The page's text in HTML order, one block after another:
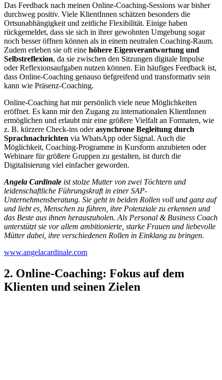
Das Feedback nach meinen Online-Coaching-Sessions war bisher
durchweg positiv. Viele KlientInnen schätzen besonders die
Ortsunabhängigkeit und zeitliche Flexibilität. Einige haben
rückgemeldet, dass sie sich in ihrer gewohnten Umgebung sogar
noch besser öffnen können als in einem neutralen Coaching-Raum.
Zudem erleben sie oft eine höhere Eigenverantwortung und
Selbstreflexion, da sie zwischen den Sitzungen digitale Impulse
oder Reflexionsaufgaben nutzen können. Ein häufiges Feedback ist,
dass Online-Coaching genauso tiefgreifend und transformativ sein
kann wie Präsenz-Coaching.
Online-Coaching hat mir persönlich viele neue Möglichkeiten
eröffnet. Es kann mir den Zugang zu internationalen KlientInnen
ermöglichen und erlaubt mir eine größere Vielfalt an Formaten, wie
z. B. kürzere Check-ins oderasynchrone Begleitung durch
Sprachnachrichten via WhatsApp oder Signal. Auch die
Möglichkeit, Coaching-Programme in Kursform anzubieten oder
Webinare für größere Gruppen zu gestalten, ist durch die
Digitalisierung viel einfacher geworden.
Angela Cardinale ist stolze Mutter von zwei Töchtern und
leidenschaftliche Führungskraft in einer SAP-
Unternehmensberatung. Sie geht in beiden Rollen voll und ganz auf
und liebt es, Menschen zu führen, ihre Potenziale zu erkennen und
das Beste aus ihnen herauszuholen. Als Personal & Business Coach
unterstützt sie vor allem ambitionierte, starke Frauen und liebevolle
Mütter dabei, ihre verschiedenen Rollen in Einklang zu bringen.
www.angelacardinale.com
2. Online-Coaching: Fokus auf dem
Klienten und seinen Zielen